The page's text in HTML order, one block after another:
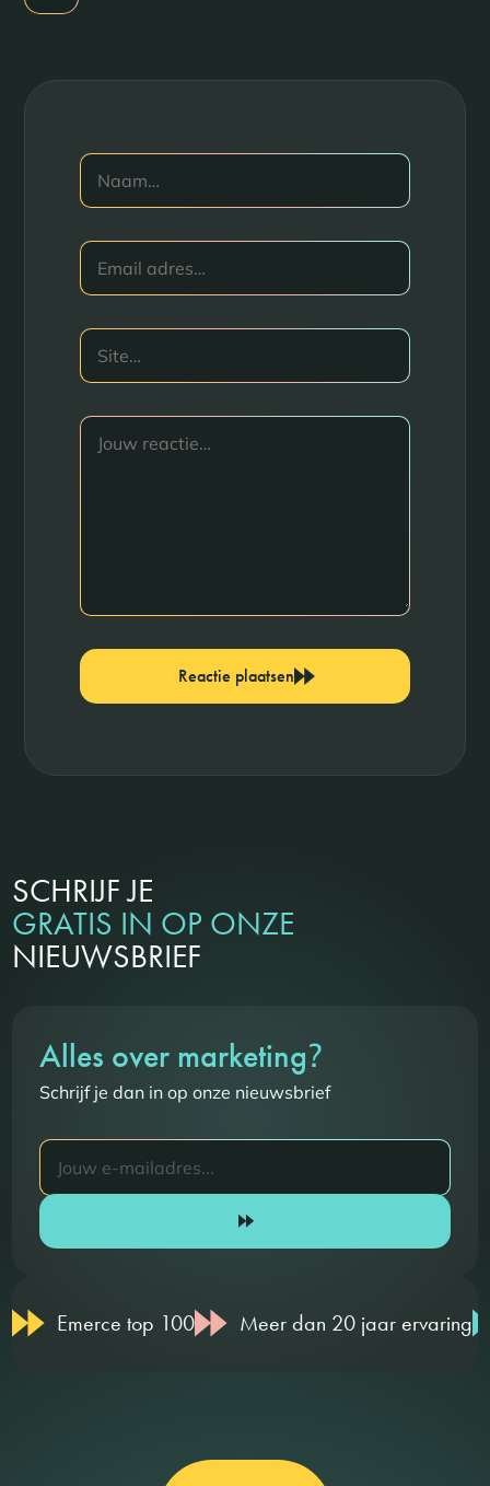
Reactie plaatsen
SCHRIJF JE
GRATIS IN OP ONZE
NIEUWSBRIEF
Alles over marketing?
Schrijf je dan in op onze nieuwsbrief
Emerce top 100 Meer dan 20 jaar ervaring